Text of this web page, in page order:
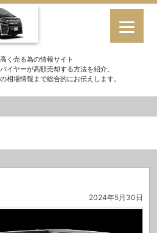
く売る為の情報サイト
イヤーが高額売却する方法を紹介。
相場情報まで総合的にお伝えします。
2024年5月30日